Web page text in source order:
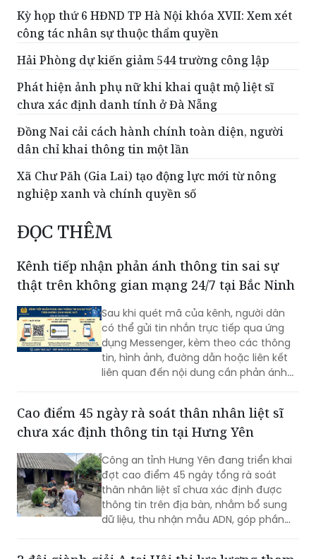
Kỳ họp thứ 6 HĐND TP Hà Nội khóa XVII: Xem xét
công tác nhân sự thuộc thẩm quyền
Hải Phòng dự kiến giảm 544 trường công lập
Phát hiện ảnh phụ nữ khi khai quật mộ liệt sĩ
chưa xác định danh tính ở Đà Nẵng
Đồng Nai cải cách hành chính toàn diện, người
dân chỉ khai thông tin một lần
Xã Chư Păh (Gia Lai) tạo động lực mới từ nông
nghiệp xanh và chính quyền số
ĐỌC THÊM
Kênh tiếp nhận phản ánh thông tin sai sự
thật trên không gian mạng 24/7 tại Bắc Ninh
Sau khi quét mã của kênh, người dân
có thể gửi tin nhắn trực tiếp qua ứng
dụng Messenger, kèm theo các thông
tin, hình ảnh, đường dẫn hoặc liên kết
liên quan đến nội dung cần phản ánh...
Cao điểm 45 ngày rà soát thân nhân liệt sĩ
chưa xác định thông tin tại Hưng Yên
Công an tỉnh Hưng Yên đang triển khai
đợt cao điểm 45 ngày tổng rà soát
thân nhân liệt sĩ chưa xác định được
thông tin trên địa bàn, nhằm bổ sung
dữ liệu, thu nhận mẫu ADN, góp phần